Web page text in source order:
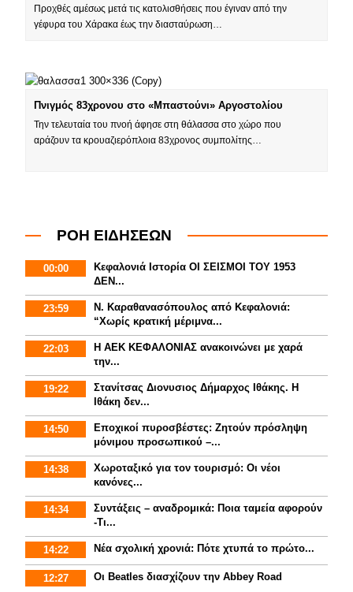
Προχθές αμέσως μετά τις κατολισθήσεις που έγιναν από την
γέφυρα του Χάρακα έως την διασταύρωση…
Πνιγμός 83χρονου στο «Μπαστούνι» Αργοστολίου
Την τελευταία του πνοή άφησε στη θάλασσα στο χώρο που
αράζουν τα κρουαζιερόπλοια 83χρονος συμπολίτης…
ΡΟΗ ΕΙΔΗΣΕΩΝ
00:00
Κεφαλονιά Ιστορία ΟΙ ΣΕΙΣΜΟΙ ΤΟΥ 1953
ΔΕΝ...
23:59
Ν. Καραθανασόπουλος από Κεφαλονιά:
“Χωρίς κρατική μέριμνα...
22:03
Η ΑΕΚ ΚΕΦΑΛΟΝΙΑΣ ανακοινώνει με χαρά
την...
19:22
Στανίτσας Διονυσιος Δήμαρχος Ιθάκης. Η
Ιθάκη δεν...
14:50
Εποχικοί πυροσβέστες: Ζητούν πρόσληψη
μόνιμου προσωπικού –...
14:38
Χωροταξικό για τον τουρισμό: Οι νέοι
κανόνες...
14:34
Συντάξεις – αναδρομικά: Ποια ταμεία αφορούν
-Τι...
14:22 Νέα σχολική χρονιά: Πότε χτυπά το πρώτο...
12:27 Οι Beatles διασχίζουν την Abbey Road